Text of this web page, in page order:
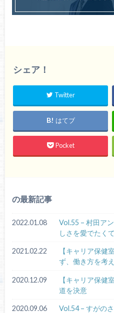
シェア！
Twitter
はてブ
Pocket
の最新記事
2022.01.08
Vol.55 – 村田ア
しさを愛でたく
2021.02.22
【キャリア保健
ず、働き方を考
2020.12.09
【キャリア保健
道を決意
2020.09.06
Vol.54 – すがの